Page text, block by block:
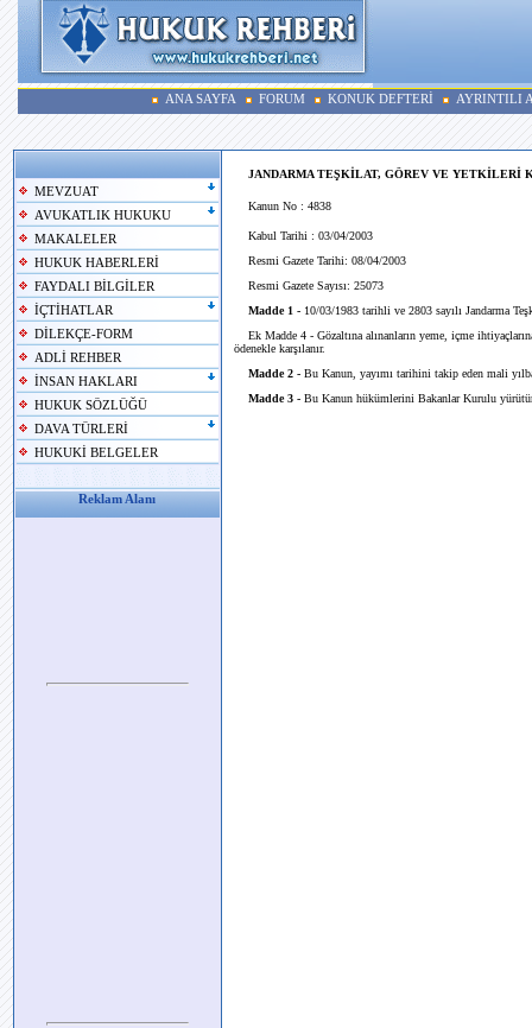
ANA SAYFA FORUM KONUK DEFTERİ AYRINTILI
MEVZUAT
AVUKATLIK HUKUKU
MAKALELER
HUKUK HABERLERİ
FAYDALI BİLGİLER
İÇTİHATLAR
DİLEKÇE-FORM
ADLİ REHBER
İNSAN HAKLARI
HUKUK SÖZLÜĞÜ
DAVA TÜRLERİ
HUKUKİ BELGELER
Reklam Alanı
JANDARMA TEŞKİLAT, GÖREV VE YETKİLERİ
Kanun No : 4838
Kabul Tarihi : 03/04/2003
Resmi Gazete Tarihi: 08/04/2003
Resmi Gazete Sayısı: 25073
Madde 1 - 10/03/1983 tarihli ve 2803 sayılı Jandarma
Ek Madde 4 - Gözaltına alınanların yeme, içme
ödenekle karşılanır.
Madde 2 - Bu Kanun, yayımı tarihini takip eden mali
Madde 3 - Bu Kanun hükümlerini Bakanlar Kurulu